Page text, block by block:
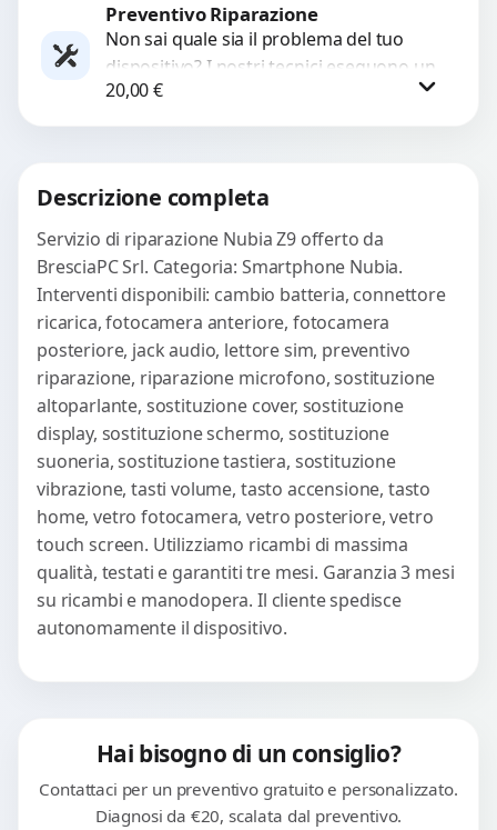
Procedi
Preventivo Riparazione
Non sai quale sia il problema del tuo
dispositivo? I nostri tecnici eseguono un
check-up completo con strumenti
avanzati per...
20,00€
Descrizione completa
Servizio di riparazione Nubia Z9 offerto da
BresciaPC Srl. Categoria: Smartphone Nubia.
Interventi disponibili: cambio batteria, connettore
ricarica, fotocamera anteriore, fotocamera
posteriore, jack audio, lettore sim, preventivo
riparazione, riparazione microfono, sostituzione
altoparlante, sostituzione cover, sostituzione
display, sostituzione schermo, sostituzione
suoneria, sostituzione tastiera, sostituzione
vibrazione, tasti volume, tasto accensione, tasto
home, vetro fotocamera, vetro posteriore, vetro
touch screen. Utilizziamo ricambi di massima
qualità, testati e garantiti tre mesi. Garanzia 3 mesi
su ricambi e manodopera. Il cliente spedisce
autonomamente il dispositivo.
Hai bisogno di un consiglio?
Contattaci per un preventivo gratuito e personalizzato.
Diagnosi da €20, scalata dal preventivo.